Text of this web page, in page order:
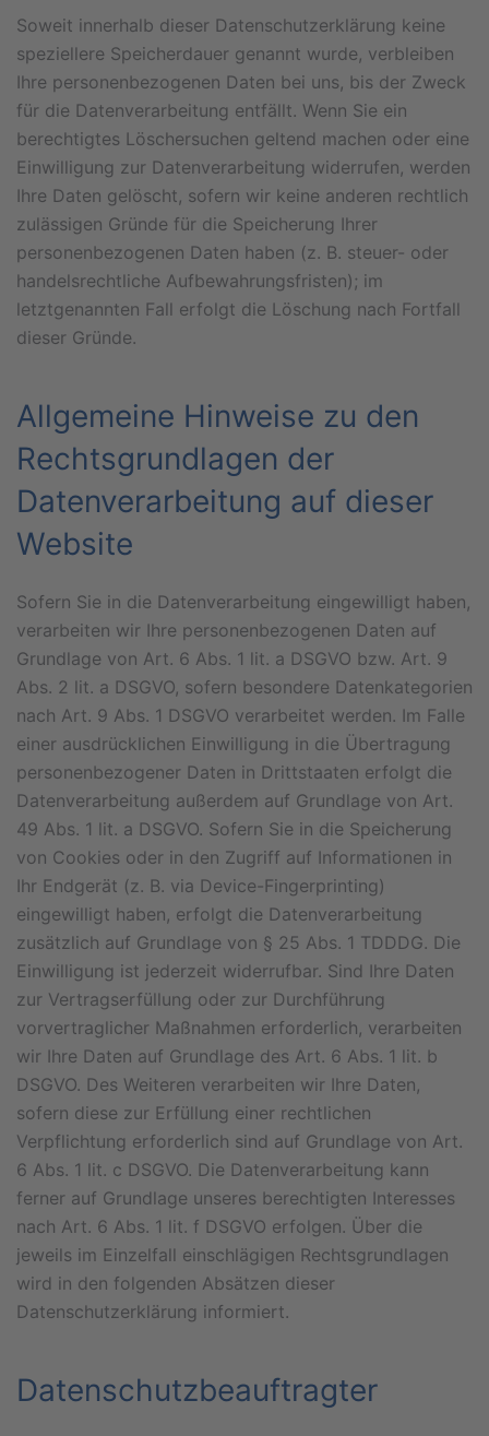
Soweit innerhalb dieser Datenschutzerklärung keine
speziellere Speicherdauer genannt wurde, verbleiben
Ihre personenbezogenen Daten bei uns, bis der Zweck
für die Datenverarbeitung entfällt. Wenn Sie ein
berechtigtes Löschersuchen geltend machen oder eine
Einwilligung zur Datenverarbeitung widerrufen, werden
Ihre Daten gelöscht, sofern wir keine anderen rechtlich
zulässigen Gründe für die Speicherung Ihrer
personenbezogenen Daten haben (z. B. steuer- oder
handelsrechtliche Aufbewahrungsfristen); im
letztgenannten Fall erfolgt die Löschung nach Fortfall
dieser Gründe.
Allgemeine Hinweise zu den
Rechtsgrundlagen der
Datenverarbeitung auf dieser
Website
Sofern Sie in die Datenverarbeitung eingewilligt haben,
verarbeiten wir Ihre personenbezogenen Daten auf
Grundlage von Art. 6 Abs. 1 lit. a DSGVO bzw. Art. 9
Abs. 2 lit. a DSGVO, sofern besondere Datenkategorien
nach Art. 9 Abs. 1 DSGVO verarbeitet werden. Im Falle
einer ausdrücklichen Einwilligung in die Übertragung
personenbezogener Daten in Drittstaaten erfolgt die
Datenverarbeitung außerdem auf Grundlage von Art.
49 Abs. 1 lit. a DSGVO. Sofern Sie in die Speicherung
von Cookies oder in den Zugriff auf Informationen in
Ihr Endgerät (z. B. via Device-Fingerprinting)
eingewilligt haben, erfolgt die Datenverarbeitung
zusätzlich auf Grundlage von § 25 Abs. 1 TDDDG. Die
Einwilligung ist jederzeit widerrufbar. Sind Ihre Daten
zur Vertragserfüllung oder zur Durchführung
vorvertraglicher Maßnahmen erforderlich, verarbeiten
wir Ihre Daten auf Grundlage des Art. 6 Abs. 1 lit. b
DSGVO. Des Weiteren verarbeiten wir Ihre Daten,
sofern diese zur Erfüllung einer rechtlichen
Verpflichtung erforderlich sind auf Grundlage von Art.
6 Abs. 1 lit. c DSGVO. Die Datenverarbeitung kann
ferner auf Grundlage unseres berechtigten Interesses
nach Art. 6 Abs. 1 lit. f DSGVO erfolgen. Über die
jeweils im Einzelfall einschlägigen Rechtsgrundlagen
wird in den folgenden Absätzen dieser
Datenschutzerklärung informiert.
Datenschutz­beauftragter